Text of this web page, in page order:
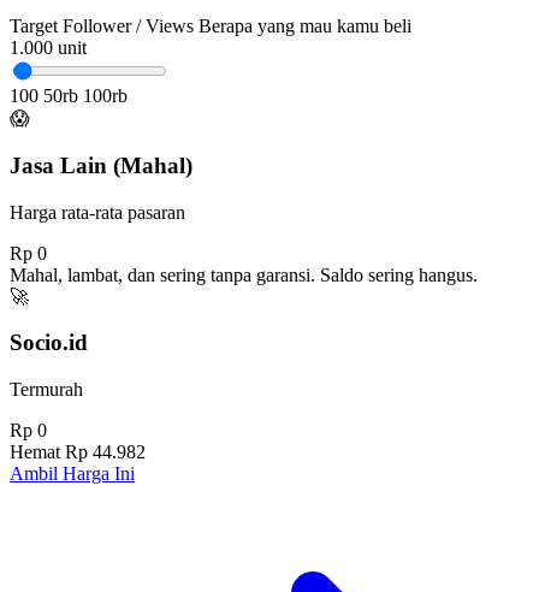
Target Follower / Views Berapa yang mau kamu beli
1.000 unit
100 50rb 100rb
😱
Jasa Lain (Mahal)
Harga rata-rata pasaran
Rp 0
Mahal, lambat, dan sering tanpa garansi. Saldo sering hangus.
🚀
Socio.id
Termurah
Rp 0
Hemat Rp 44.982
Ambil Harga Ini